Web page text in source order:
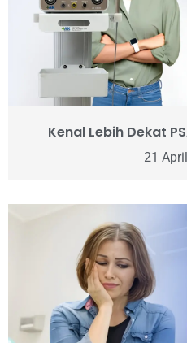
Kenal Lebih Dekat
21